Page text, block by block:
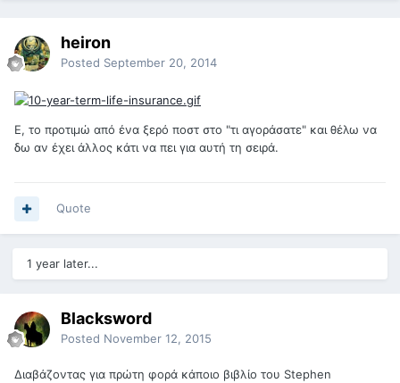
heiron
Posted September 20, 2014
E, το προτιμώ από ένα ξερό ποστ στο "τι αγοράσατε" και θέλω να
δω αν έχει άλλος κάτι να πει για αυτή τη σειρά.
Quote
1 year later...
Blacksword
Posted November 12, 2015
Διαβάζοντας για πρώτη φορά κάποιο βιβλίο του Stephen